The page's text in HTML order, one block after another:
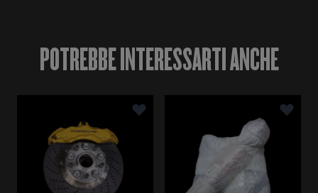
POTREBBE INTERESSARTI ANCHE
È possibile navigare tra gli elementi del carosello
Premere per saltare il carosello